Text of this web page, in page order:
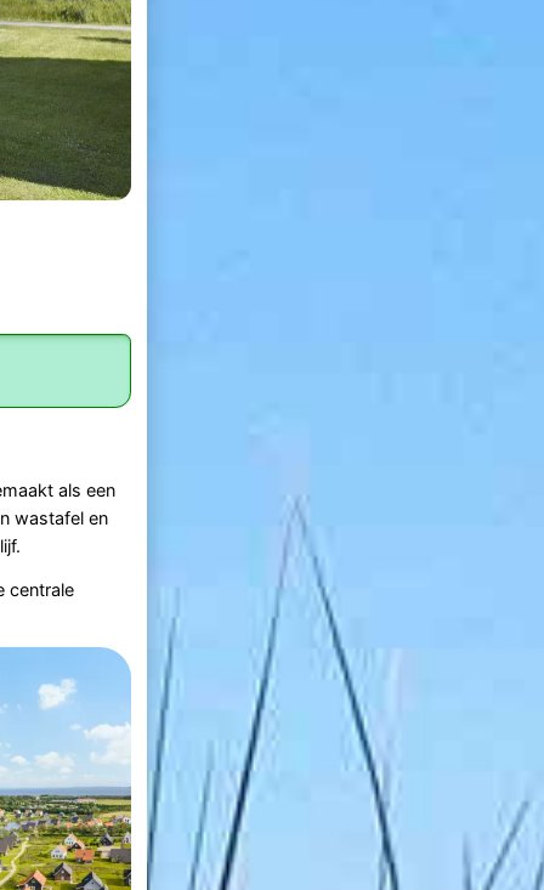
als een
wastafel en
centrale